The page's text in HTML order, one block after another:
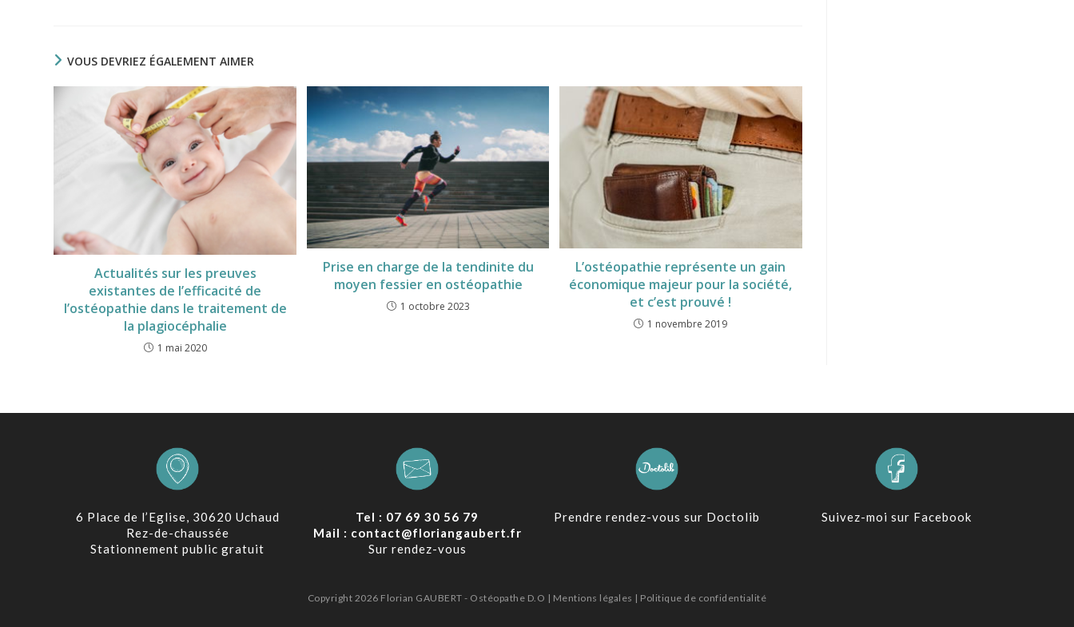
VOUS DEVRIEZ ÉGALEMENT AIMER
Actualités sur les preuves
existantes de l’efficacité de
l’ostéopathie dans le traitement de
la plagiocéphalie
1 mai 2020
Prise en charge de la tendinite du
moyen fessier en ostéopathie
1 octobre 2023
L’ostéopathie représente un gain
économique majeur pour la société,
et c’est prouvé !
1 novembre 2019
6 Place de l’Eglise, 30620 Uchaud
Rez-de-chaussée
Stationnement public gratuit
Tel : 07 69 30 56 79
Mail : contact@floriangaubert.fr
Sur rendez-vous
Prendre rendez-vous sur Doctolib Suivez-moi sur Facebook
Copyright 2026 Florian GAUBERT - Ostéopathe D.O | Mentions légales | Politique de confidentialité